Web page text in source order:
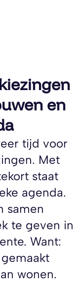
en
tijd voor
Met
staat
agenda.
samen
te geven in
Want:
wonen.